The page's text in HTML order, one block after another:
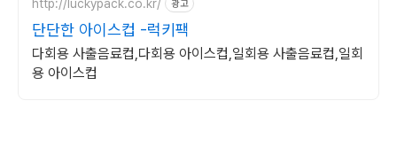
http://luckypack.co.kr/ 광고
단단한 아이스컵 -럭키팩
다회용 사출음료컵,다회용 아이스컵,일회용 사출음료컵,일회
용 아이스컵